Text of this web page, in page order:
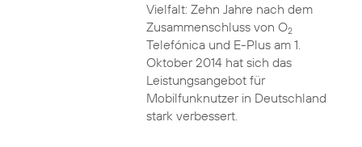
Vielfalt: Zehn Jahre nach dem
Zusammenschluss von O2
Telefónica und E-Plus am 1.
Oktober 2014 hat sich das
Leistungsangebot für
Mobilfunknutzer in Deutschland
stark verbessert.